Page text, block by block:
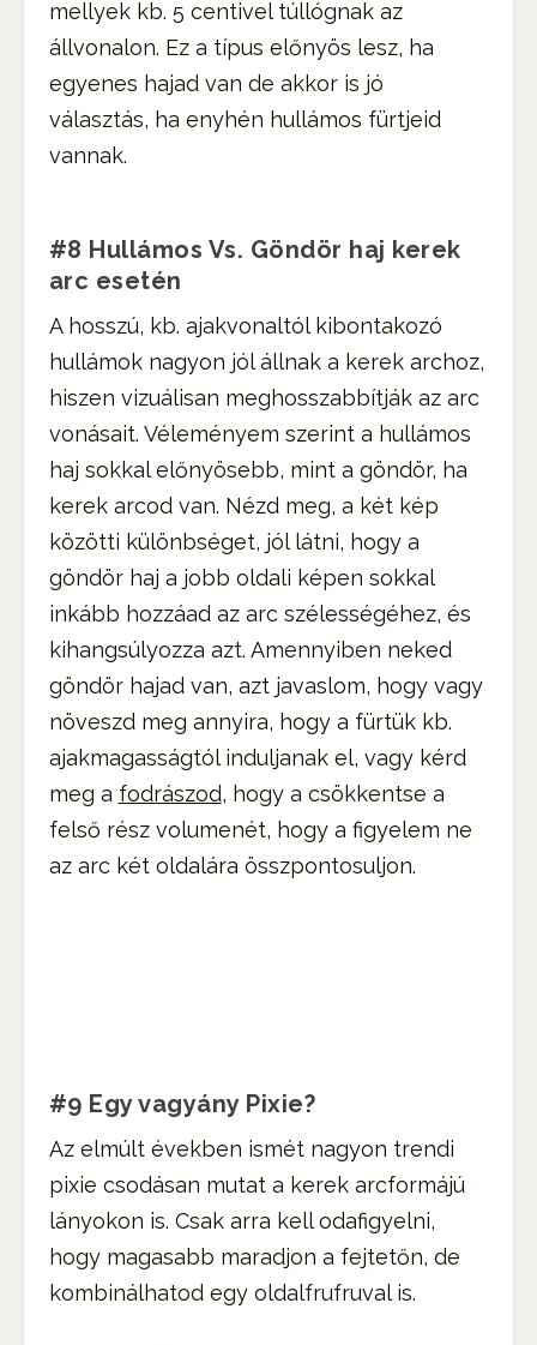
mellyek kb. 5 centivel túllógnak az
állvonalon. Ez a típus előnyös lesz, ha
egyenes hajad van de akkor is jó
választás, ha enyhén hullámos fürtjeid
vannak.
#8 Hullámos Vs. Göndör haj kerek
arc esetén
A hosszú, kb. ajakvonaltól kibontakozó
hullámok nagyon jól állnak a kerek archoz,
hiszen vizuálisan meghosszabbítják az arc
vonásait. Véleményem szerint a hullámos
haj sokkal előnyösebb, mint a göndör, ha
kerek arcod van. Nézd meg, a két kép
közötti különbséget, jól látni, hogy a
göndör haj a jobb oldali képen sokkal
inkább hozzáad az arc szélességéhez, és
kihangsúlyozza azt. Amennyiben neked
göndör hajad van, azt javaslom, hogy vagy
növeszd meg annyira, hogy a fürtük kb.
ajakmagasságtól induljanak el, vagy kérd
meg a fodrászod, hogy a csökkentse a
felső rész volumenét, hogy a figyelem ne
az arc két oldalára összpontosuljon.
#9 Egy vagyány Pixie?
Az elmúlt években ismét nagyon trendi
pixie csodásan mutat a kerek arcformájú
lányokon is. Csak arra kell odafigyelni,
hogy magasabb maradjon a fejtetőn, de
kombinálhatod egy oldalfrufruval is.